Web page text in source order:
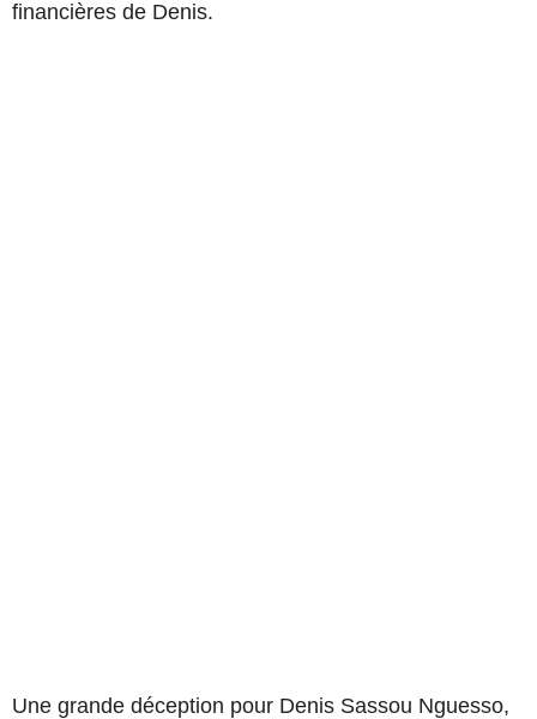
financières de Denis.
Une grande déception pour Denis Sassou Nguesso,